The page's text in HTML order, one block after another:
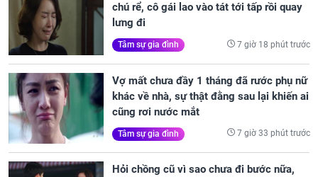
chú rể, cô gái lao vào tát tới tấp rồi quay
lưng đi
Tâm sự gia đình 7 giờ 18 phút trước
Vợ mất chưa đầy 1 tháng đã rước phụ nữ
khác về nhà, sự thật đằng sau lại khiến ai
cũng rơi nước mắt
Tâm sự gia đình 7 giờ 33 phút trước
Hỏi chồng cũ vì sao chưa đi bước nữa,